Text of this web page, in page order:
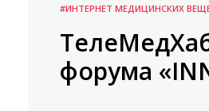
#ИНТЕРНЕТ МЕДИЦИНСКИХ
форума